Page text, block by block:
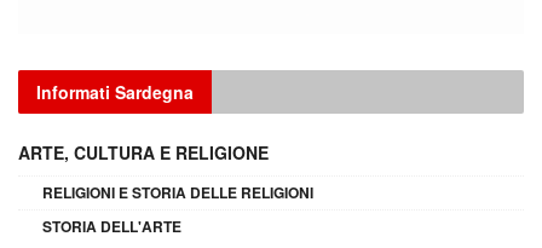
Informati Sardegna
ARTE, CULTURA E RELIGIONE
RELIGIONI E STORIA DELLE RELIGIONI
STORIA DELL'ARTE